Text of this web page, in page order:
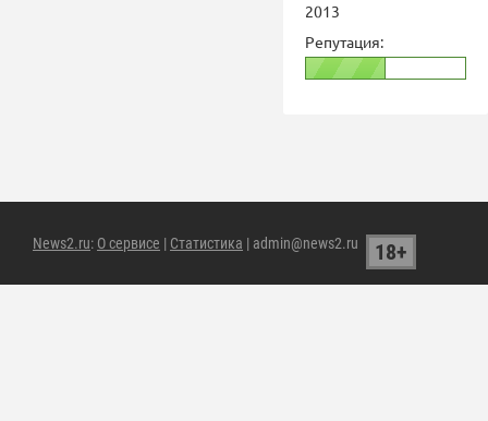
2013
Репутация:
News2.ru: О сервисе | Статистика | admin@news2.ru 18+